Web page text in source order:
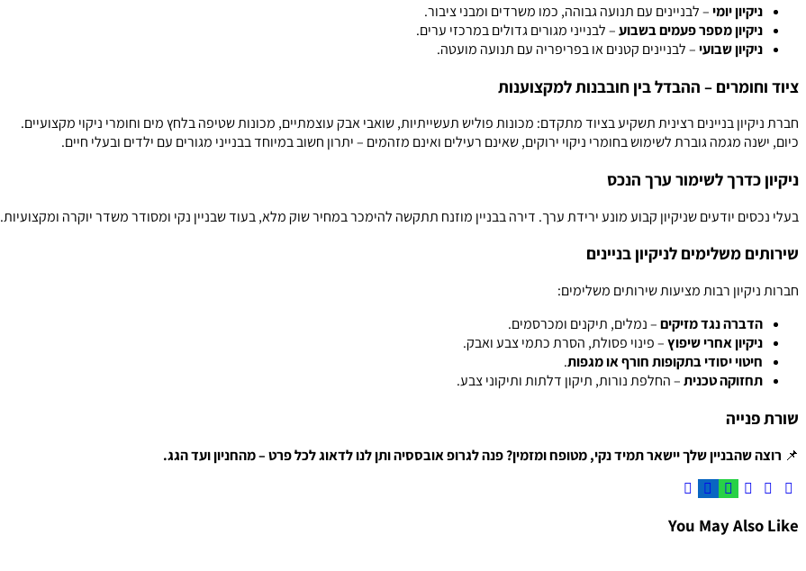
ניקיון יומי– לבניינים עם תנועה גבוהה, כמו משרדים ומבני ציבור.
ניקיון מספר פעמים בשבוע– לבנייני מגורים גדולים במרכזי ערים.
ניקיון שבועי– לבניינים קטנים או בפריפריה עם תנועה מועטה.
ציוד וחומרים – ההבדל בין חובבנות למקצוענות
חברת ניקיון בניינים רצינית תשקיע בציוד מתקדם: מכונות פוליש תעשייתיות, שואבי אבק עוצמתיים, מכונות שטיפה בלחץ מים וחומרי ניקוי מקצועיים.
כיום, ישנה מגמה גוברת לשימוש בחומרי ניקוי ירוקים, שאינם רעילים ואינם מזהמים – יתרון חשוב במיוחד בבנייני מגורים עם ילדים ובעלי חיים.
ניקיון כדרך לשימור ערך הנכס
בעלי נכסים יודעים שניקיון קבוע מונע ירידת ערך. דירה בבניין מוזנח תתקשה להימכר במחיר שוק מלא, בעוד שבניין נקי ומסודר משדר יוקרה ומקצועיות.
שירותים משלימים לניקיון בניינים
חברות ניקיון רבות מציעות שירותים משלימים:
הדברה נגד מזיקים– נמלים, תיקנים ומכרסמים.
ניקיון אחרי שיפוץ– פינוי פסולת, הסרת כתמי צבע ואבק.
חיטוי יסודי בתקופות חורף או מגפות.
תחזוקה טכנית– החלפת נורות, תיקון דלתות ותיקוני צבע.
שורת פנייה
📌 רוצה שהבניין שלך יישאר תמיד נקי, מטופח ומזמין? פנה לגרופ אובססיה ותן לנו לדאוג לכל פרט – מהחניון ועד הגג.
You May Also Like